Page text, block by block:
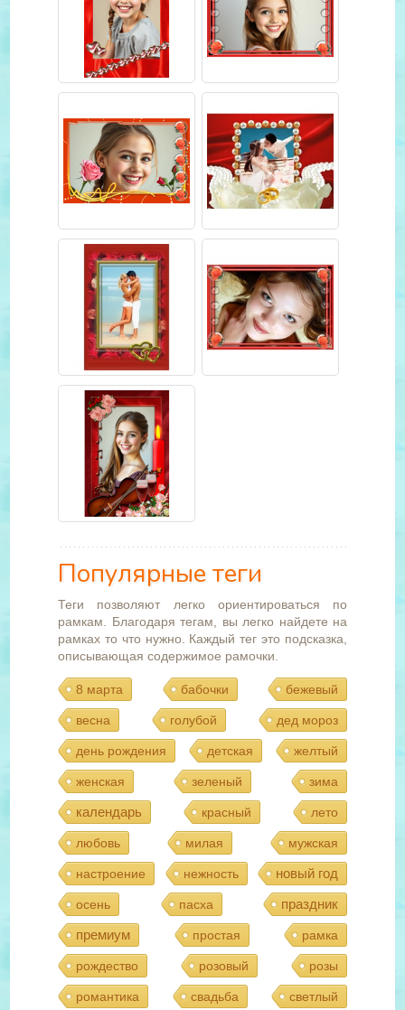
Популярные теги
Теги позволяют легко ориентироваться по
рамкам. Благодаря тегам, вы легко найдете на
рамках то что нужно. Каждый тег это подсказка,
описывающая содержимое рамочки.
8 марта бабочки бежевый
весна голубой дед мороз
день рождения детская желтый
женская зеленый зима
календарь красный лето
любовь милая мужская
настроение нежность новый год
осень пасха
праздник
премиум
простая рамка
рождество розовый розы
романтика свадьба светлый